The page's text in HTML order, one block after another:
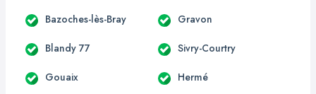
Bazoches-lès-Bray Gravon
Blandy 77 Sivry-Courtry
Gouaix Hermé